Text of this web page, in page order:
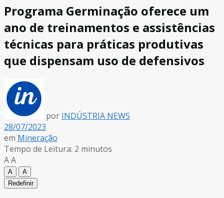
Programa Germinação oferece um
ano de treinamentos e assistências
técnicas para práticas produtivas
que dispensam uso de defensivos
por INDÚSTRIA NEWS
28/07/2023
em Mineração
Tempo de Leitura: 2 minutos
AA
A
A
Redefinir